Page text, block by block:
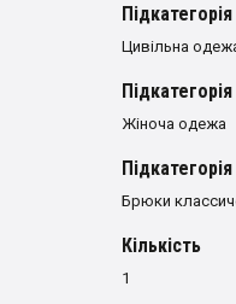
Пiдкатегорiя
Цивільна
Пiдкатегорiя
Жіноча одежа
Пiдкатегорiя
Брюки
Кількість
1